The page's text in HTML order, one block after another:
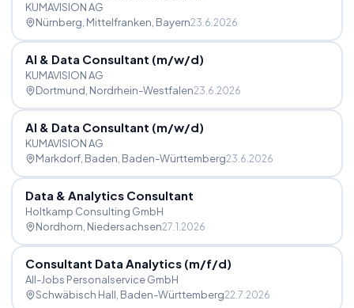
KUMAVISION AG
Nürnberg, Mittelfranken , Bayern23.6.2026
AI & Data Consultant (m/w/d)
KUMAVISION AG
Dortmund , Nordrhein-Westfalen23.6.2026
AI & Data Consultant (m/w/d)
KUMAVISION AG
Markdorf, Baden , Baden-Württemberg23.6.2026
Data & Analytics Consultant
Holtkamp Consulting GmbH
Nordhorn , Niedersachsen27.1.2026
Consultant Data Analytics (m/f/d)
All-Jobs Personalservice GmbH
Schwäbisch Hall , Baden-Württemberg22.7.2026